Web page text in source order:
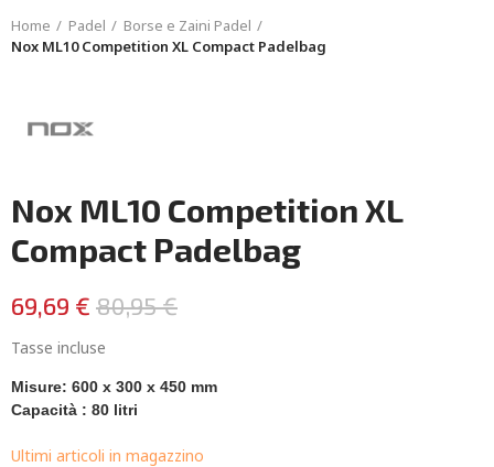
Home Padel
Borse e Zaini Padel
Nox ML10 Competition XL Compact Padelbag
Nox ML10 Competition XL
Compact Padelbag
69,69 € 80,95 €
Tasse incluse
Misure: 600 x 300 x 450 mm
Capacità : 80 litri
Ultimi articoli in magazzino